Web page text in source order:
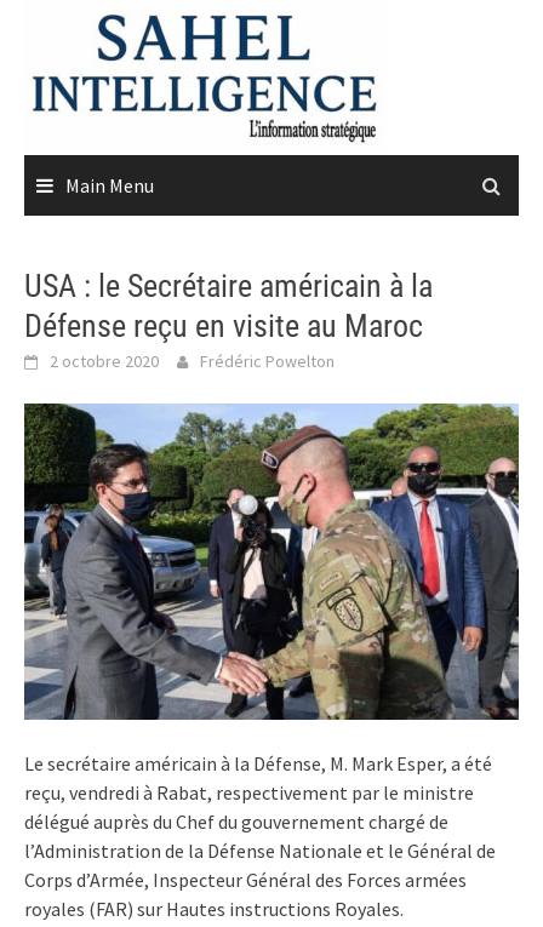
content
Main Menu
USA : le Secrétaire américain à la
Défense reçu en visite au Maroc
2 octobre 2020 Frédéric Powelton
Le secrétaire américain à la Défense, M. Mark Esper, a été
reçu, vendredi à Rabat, respectivement par le ministre
délégué auprès du Chef du gouvernement chargé de
l’Administration de la Défense Nationale et le Général de
Corps d’Armée, Inspecteur Général des Forces armées
royales (FAR) sur Hautes instructions Royales.